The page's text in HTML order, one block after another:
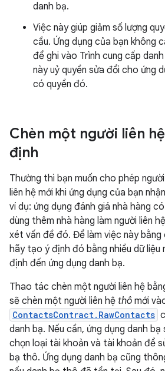
danh bạ.
Việc này giúp giảm số lượng
cầu. Ứng dụng của bạn không
để ghi vào Trình cung cấp
này uỷ quyền sửa đổi cho ứng
có quyền đó.
Chèn một người liên
định
Thường thì bạn muốn cho phép
liên hệ mới khi ứng dụng của bạn
ví dụ: ứng dụng đánh giá nhà hàng
dùng thêm nhà hàng làm người liên
xét vấn đề đó. Để làm việc này bằng
hãy tạo ý định đó bằng nhiều dữ
định đến ứng dụng danh bạ.
Thao tác chèn một người liên hệ
sẽ chèn một người liên hệ thô mới
ContactsContract.RawContacts
danh bạ. Nếu cần, ứng dụng danh bạ
chọn loại tài khoản và tài khoản để
bạ thô. Ứng dụng danh bạ cũng